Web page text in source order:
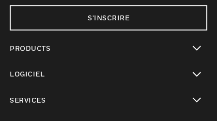
S'INSCRIRE
PRODUCTS
LOGICIEL
SERVICES